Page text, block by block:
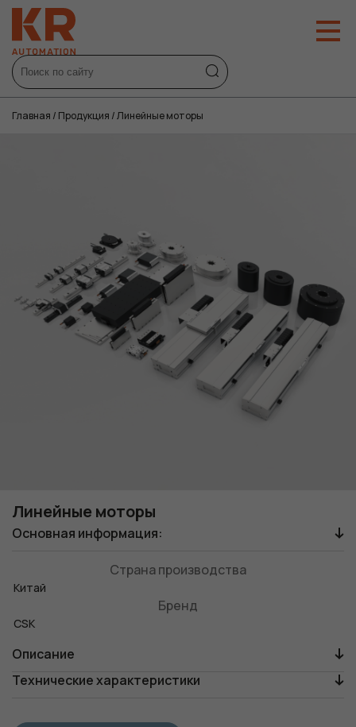
Главная / Продукция /Линейные моторы
Линейные моторы
Основная информация:
Страна производства
Китай
Бренд
CSK
Описание
Технические характеристики